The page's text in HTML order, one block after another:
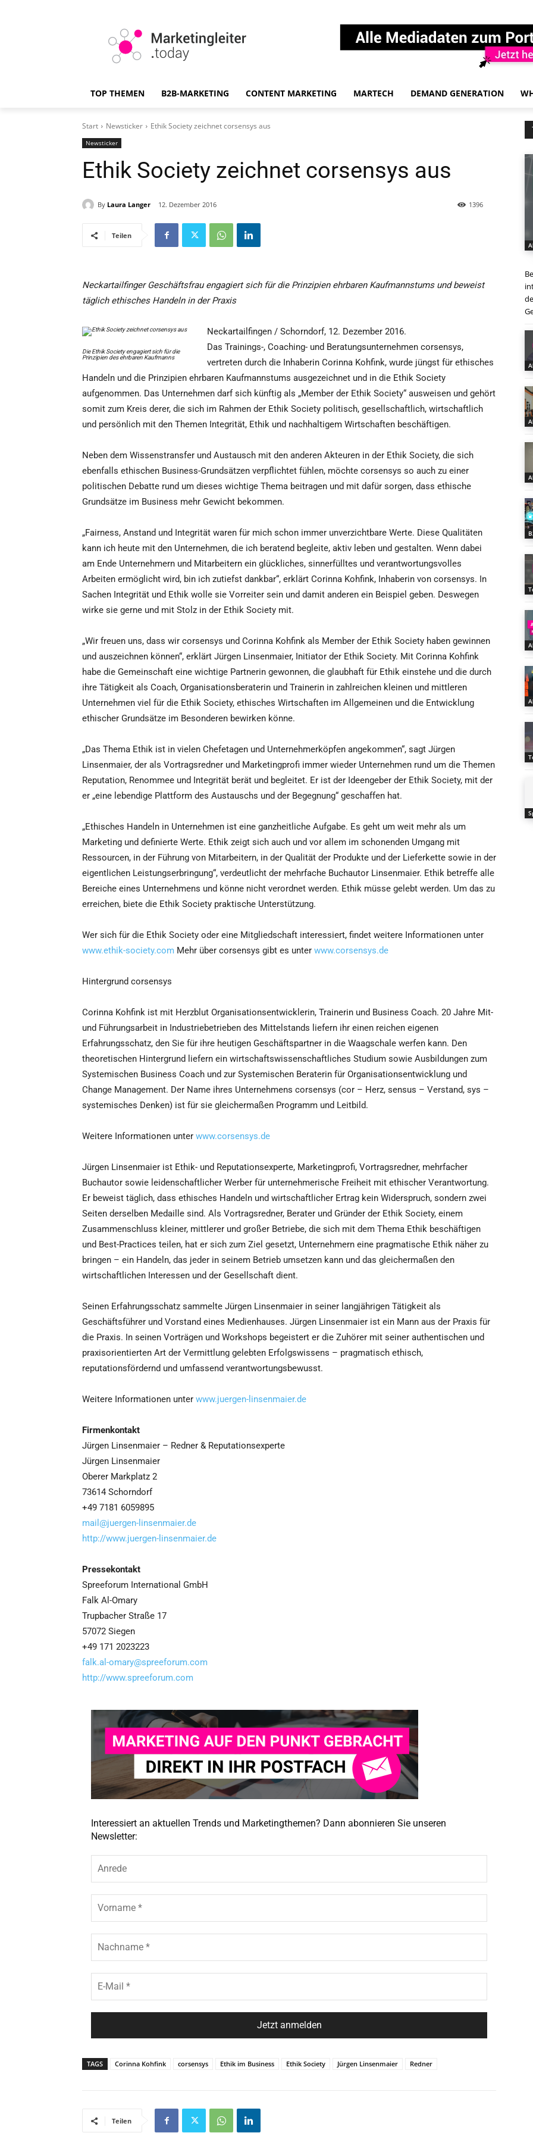
TOP THEMEN B2B-MARKETING CONTENT MARKETING MARTECH DEMAND GENERATION
Start Newsticker Ethik Society zeichnet corsensys aus
Newsticker
Ethik Society zeichnet corsensys aus
By Laura Langer 12. Dezember 2016 1396
Teilen
Neckartailfinger Geschäftsfrau engagiert sich für die Prinzipien ehrbaren Kaufmannstums und beweist
täglich ethisches Handeln in der Praxis
Die Ethik Society engagiert sich für die
Prinzipien des ehrbaren Kaufmanns
Neckartailfingen / Schorndorf, 12. Dezember 2016.
Das Trainings-, Coaching- und Beratungsunternehmen corsensys,
vertreten durch die Inhaberin Corinna Kohfink, wurde jüngst für ethisches
Handeln und die Prinzipien ehrbaren Kaufmannstums ausgezeichnet und in die Ethik Society
aufgenommen. Das Unternehmen darf sich künftig als „Member der Ethik Society“ ausweisen und gehört
somit zum Kreis derer, die sich im Rahmen der Ethik Society politisch, gesellschaftlich, wirtschaftlich
und persönlich mit den Themen Integrität, Ethik und nachhaltigem Wirtschaften beschäftigen.
Neben dem Wissenstransfer und Austausch mit den anderen Akteuren in der Ethik Society, die sich
ebenfalls ethischen Business-Grundsätzen verpflichtet fühlen, möchte corsensys so auch zu einer
politischen Debatte rund um dieses wichtige Thema beitragen und mit dafür sorgen, dass ethische
Grundsätze im Business mehr Gewicht bekommen.
„Fairness, Anstand und Integrität waren für mich schon immer unverzichtbare Werte. Diese Qualitäten
kann ich heute mit den Unternehmen, die ich beratend begleite, aktiv leben und gestalten. Wenn dabei
am Ende Unternehmern und Mitarbeitern ein glückliches, sinnerfülltes und verantwortungsvolles
Arbeiten ermöglicht wird, bin ich zutiefst dankbar“, erklärt Corinna Kohfink, Inhaberin von corsensys. In
Sachen Integrität und Ethik wolle sie Vorreiter sein und damit anderen ein Beispiel geben. Deswegen
wirke sie gerne und mit Stolz in der Ethik Society mit.
„Wir freuen uns, dass wir corsensys und Corinna Kohfink als Member der Ethik Society haben gewinnen
und auszeichnen können“, erklärt Jürgen Linsenmaier, Initiator der Ethik Society. Mit Corinna Kohfink
habe die Gemeinschaft eine wichtige Partnerin gewonnen, die glaubhaft für Ethik einstehe und die durch
ihre Tätigkeit als Coach, Organisationsberaterin und Trainerin in zahlreichen kleinen und mittleren
Unternehmen viel für die Ethik Society, ethisches Wirtschaften im Allgemeinen und die Entwicklung
ethischer Grundsätze im Besonderen bewirken könne.
„Das Thema Ethik ist in vielen Chefetagen und Unternehmerköpfen angekommen“, sagt Jürgen
Linsenmaier, der als Vortragsredner und Marketingprofi immer wieder Unternehmen rund um die Themen
Reputation, Renommee und Integrität berät und begleitet. Er ist der Ideengeber der Ethik Society, mit der
er „eine lebendige Plattform des Austauschs und der Begegnung“ geschaffen hat.
„Ethisches Handeln in Unternehmen ist eine ganzheitliche Aufgabe. Es geht um weit mehr als um
Marketing und definierte Werte. Ethik zeigt sich auch und vor allem im schonenden Umgang mit
Ressourcen, in der Führung von Mitarbeitern, in der Qualität der Produkte und der Lieferkette sowie in der
eigentlichen Leistungserbringung“, verdeutlicht der mehrfache Buchautor Linsenmaier. Ethik betreffe alle
Bereiche eines Unternehmens und könne nicht verordnet werden. Ethik müsse gelebt werden. Um das zu
erreichen, biete die Ethik Society praktische Unterstützung.
Wer sich für die Ethik Society oder eine Mitgliedschaft interessiert, findet weitere Informationen unter
www.ethik-society.com Mehr über corsensys gibt es unter www.corsensys.de
Hintergrund corsensys
Corinna Kohfink ist mit Herzblut Organisationsentwicklerin, Trainerin und Business Coach. 20 Jahre Mit-
und Führungsarbeit in Industriebetrieben des Mittelstands liefern ihr einen reichen eigenen
Erfahrungsschatz, den Sie für ihre heutigen Geschäftspartner in die Waagschale werfen kann. Den
theoretischen Hintergrund liefern ein wirtschaftswissenschaftliches Studium sowie Ausbildungen zum
Systemischen Business Coach und zur Systemischen Beraterin für Organisationsentwicklung und
Change Management. Der Name ihres Unternehmens corsensys (cor – Herz, sensus – Verstand, sys –
systemisches Denken) ist für sie gleichermaßen Programm und Leitbild.
Weitere Informationen unter www.corsensys.de
Jürgen Linsenmaier ist Ethik- und Reputationsexperte, Marketingprofi, Vortragsredner, mehrfacher
Buchautor sowie leidenschaftlicher Werber für unternehmerische Freiheit mit ethischer Verantwortung.
Er beweist täglich, dass ethisches Handeln und wirtschaftlicher Ertrag kein Widerspruch, sondern zwei
Seiten derselben Medaille sind. Als Vortragsredner, Berater und Gründer der Ethik Society, einem
Zusammenschluss kleiner, mittlerer und großer Betriebe, die sich mit dem Thema Ethik beschäftigen
und Best-Practices teilen, hat er sich zum Ziel gesetzt, Unternehmern eine pragmatische Ethik näher zu
bringen – ein Handeln, das jeder in seinem Betrieb umsetzen kann und das gleichermaßen den
wirtschaftlichen Interessen und der Gesellschaft dient.
Seinen Erfahrungsschatz sammelte Jürgen Linsenmaier in seiner langjährigen Tätigkeit als
Geschäftsführer und Vorstand eines Medienhauses. Jürgen Linsenmaier ist ein Mann aus der Praxis für
die Praxis. In seinen Vorträgen und Workshops begeistert er die Zuhörer mit seiner authentischen und
praxisorientierten Art der Vermittlung gelebten Erfolgswissens – pragmatisch ethisch,
reputationsfördernd und umfassend verantwortungsbewusst.
Weitere Informationen unter www.juergen-linsenmaier.de
Firmenkontakt
Jürgen Linsenmaier – Redner & Reputationsexperte
Jürgen Linsenmaier
Oberer Markplatz 2
73614 Schorndorf
+49 7181 6059895
mail@juergen-linsenmaier.de
http://www.juergen-linsenmaier.de
Pressekontakt
Spreeforum International GmbH
Falk Al-Omary
Trupbacher Straße 17
57072 Siegen
+49 171 2023223
falk.al-omary@spreeforum.com
http://www.spreeforum.com
Interessiert an aktuellen Trends und Marketingthemen? Dann abonnieren Sie unseren
Newsletter:
TAGS Corinna Kohfink corsensys Ethik im Business Ethik Society Jürgen Linsenmaier Redner
Teilen